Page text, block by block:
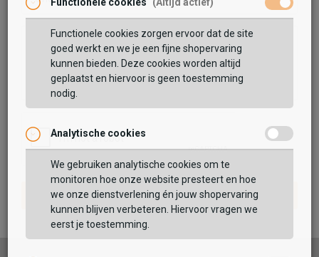
Functionele cookies zorgen ervoor dat de site
goed werkt en we je een fijne shopervaring
kunnen bieden. Deze cookies worden altijd
geplaatst en hiervoor is geen toestemming
nodig.
Analytische cookies
We gebruiken analytische cookies om te
monitoren hoe onze website presteert en hoe
we onze dienstverlening én jouw shopervaring
kunnen blijven verbeteren. Hiervoor vragen we
eerst je toestemming.